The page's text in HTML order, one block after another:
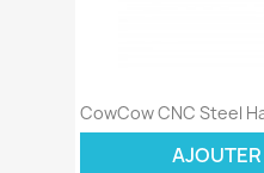
CowCow CNC Steel